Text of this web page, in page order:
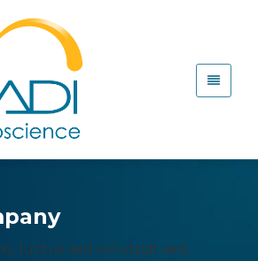
luctus sed volutpat sed,